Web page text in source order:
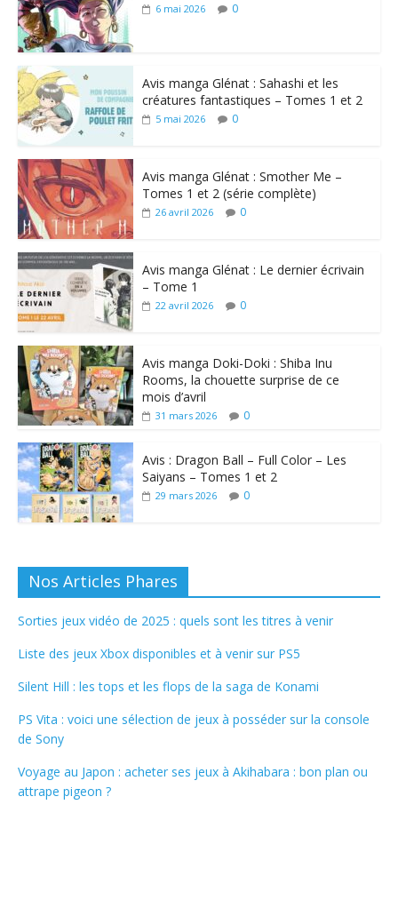
6 mai 2026 0
Avis manga Glénat : Sahashi et les
créatures fantastiques – Tomes 1 et 2
5 mai 2026 0
Avis manga Glénat : Smother Me –
Tomes 1 et 2 (série complète)
26 avril 2026 0
Avis manga Glénat : Le dernier écrivain
– Tome 1
22 avril 2026 0
Avis manga Doki-Doki : Shiba Inu
Rooms, la chouette surprise de ce
mois d’avril
31 mars 2026 0
Avis : Dragon Ball – Full Color – Les
Saiyans – Tomes 1 et 2
29 mars 2026 0
Nos Articles Phares
Sorties jeux vidéo de 2025 : quels sont les titres à venir
Liste des jeux Xbox disponibles et à venir sur PS5
Silent Hill : les tops et les flops de la saga de Konami
PS Vita : voici une sélection de jeux à posséder sur la console
de Sony
Voyage au Japon : acheter ses jeux à Akihabara : bon plan ou
attrape pigeon ?